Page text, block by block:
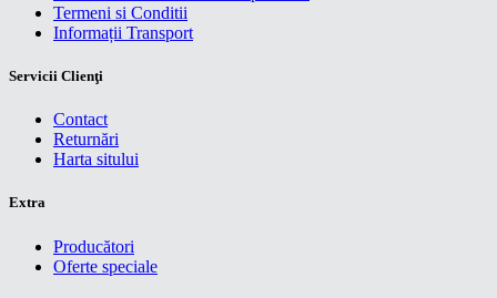
Termeni si Conditii
Informații Transport
Servicii Clienţi
Contact
Returnări
Harta sitului
Extra
Producători
Oferte speciale